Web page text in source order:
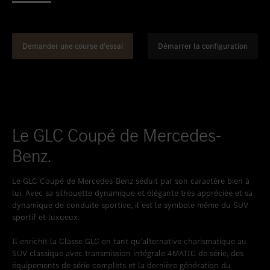
Favoriser le lieu
Bienne
Favoriser le lieu
Mendrisio
Favoriser le lieu
Schlieren
Favoriser le lieu
Schlieren Occasions
Favoriser le lieu
Stäfa
Favoriser le lieu
Vezia
Demander une course d’essai Démarrer la configuration
Le GLC Coupé de Mercedes-
Benz.
Le GLC Coupé de Mercedes-Benz séduit par son caractère bien à
lui. Avec sa silhouette dynamique et élégante très appréciée et sa
dynamique de conduite sportive, il est le symbole même du SUV
sportif et luxueux.
Il enrichit la Classe GLC en tant qu’alternative charismatique au
SUV classique avec transmission intégrale 4MATIC de série, des
équipements de série complets et la dernière génération du